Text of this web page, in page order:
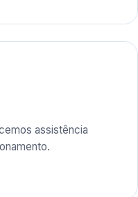
assistência